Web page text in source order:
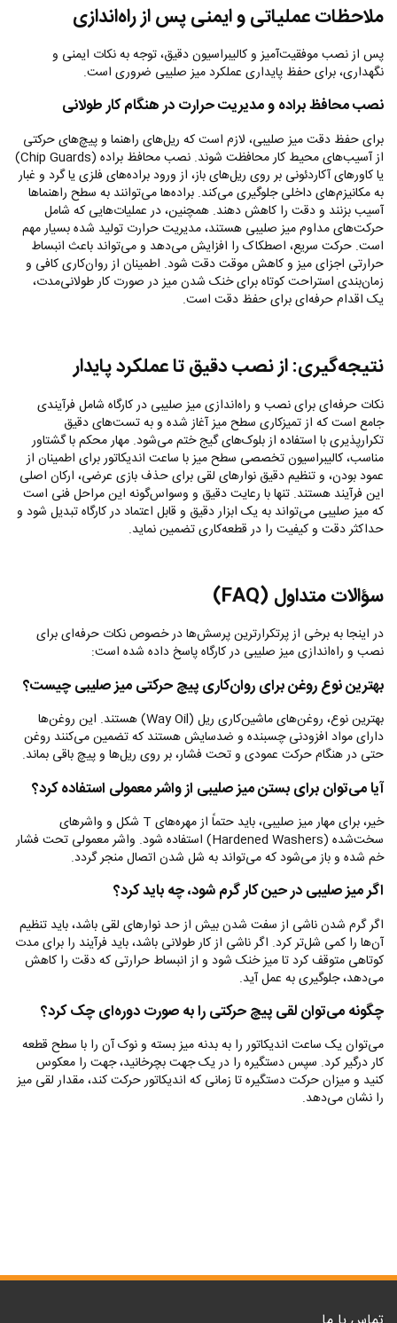
ملاحظات عملیاتی و ایمنی پس از راه‌اندازی
پس از نصب موفقیت‌آمیز و کالیبراسیون دقیق، توجه به نکات ایمنی و
نگهداری، برای حفظ پایداری عملکرد میز صلیبی ضروری است.
نصب محافظ براده و مدیریت حرارت در هنگام کار طولانی
برای حفظ دقت میز صلیبی، لازم است که ریل‌های راهنما و پیچ‌های حرکتی
از آسیب‌های محیط کار محافظت شوند. نصب محافظ براده (Chip Guards
)
یا کاورهای آکاردئونی بر روی ریل‌های باز، از ورود براده‌های فلزی یا گرد و غبار
به مکانیزم‌های داخلی جلوگیری می‌کند. براده‌ها می‌توانند به سطح راهنماها
آسیب بزنند و دقت را کاهش دهند. همچنین، در عملیات‌هایی که شامل
حرکت‌های مداوم میز صلیبی هستند، مدیریت حرارت تولید شده بسیار مهم
است. حرکت سریع، اصطکاک را افزایش می‌دهد و می‌تواند باعث انبساط
حرارتی اجزای میز و کاهش موقت دقت شود. اطمینان از روان‌کاری کافی و
زمان‌بندی استراحت کوتاه برای خنک شدن میز در صورت کار طولانی‌مدت،
یک اقدام حرفه‌ای برای حفظ دقت است.
نتیجه‌گیری: از نصب دقیق تا عملکرد پایدار
نکات حرفه‌ای برای نصب و راه‌اندازی میز صلیبی در کارگاه شامل فرآیندی
جامع است که از تمیزکاری سطح میز آغاز شده و به تست‌های دقیق
تکرارپذیری با استفاده از بلوک‌های گیج ختم می‌شود. مهار محکم با گشتاور
مناسب، کالیبراسیون تخصصی سطح میز با ساعت اندیکاتور برای اطمینان از
عمود بودن، و تنظیم دقیق نوارهای لقی برای حذف بازی عرضی، ارکان اصلی
این فرآیند هستند. تنها با رعایت دقیق و وسواس‌گونه این مراحل فنی است
که میز صلیبی می‌تواند به یک ابزار دقیق و قابل اعتماد در کارگاه تبدیل شود و
حداکثر دقت و کیفیت را در قطعه‌کاری تضمین نماید.
سؤالات متداول (FAQ)
در اینجا به برخی از پرتکرارترین پرسش‌ها در خصوص نکات حرفه‌ای برای
نصب و راه‌اندازی میز صلیبی در کارگاه پاسخ داده شده است:
بهترین نوع روغن برای روان‌کاری پیچ حرکتی میز صلیبی چیست؟
بهترین نوع، روغن‌های ماشین‌کاری ریل (Way Oil) هستند. این روغن‌ها
دارای مواد افزودنی چسبنده و ضدسایش هستند که تضمین می‌کنند روغن
حتی در هنگام حرکت عمودی و تحت فشار، بر روی ریل‌ها و پیچ باقی بماند.
آیا می‌توان برای بستن میز صلیبی از واشر معمولی استفاده کرد؟
خیر، برای مهار میز صلیبی، باید حتماً از مهره‌های T شکل و واشرهای
سخت‌شده (Hardened Washers) استفاده شود. واشر معمولی تحت فشار
خم شده و باز می‌شود که می‌تواند به شل شدن اتصال منجر گردد.
اگر میز صلیبی در حین کار گرم شود، چه باید کرد؟
اگر گرم شدن ناشی از سفت شدن بیش از حد نوارهای لقی باشد، باید تنظیم
آن‌ها را کمی شل‌تر کرد. اگر ناشی از کار طولانی باشد، باید فرآیند را برای مدت
کوتاهی متوقف کرد تا میز خنک شود و از انبساط حرارتی که دقت را کاهش
می‌دهد، جلوگیری به عمل آید.
چگونه می‌توان لقی پیچ حرکتی را به صورت دوره‌ای چک کرد؟
می‌توان یک ساعت اندیکاتور را به بدنه میز بسته و نوک آن را با سطح قطعه
کار درگیر کرد. سپس دستگیره را در یک جهت بچرخانید، جهت را معکوس
کنید و میزان حرکت دستگیره تا زمانی که اندیکاتور حرکت کند، مقدار لقی میز
را نشان می‌دهد.